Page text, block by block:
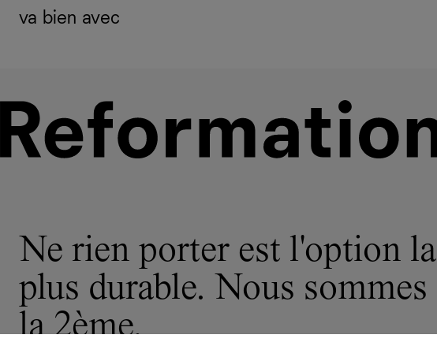
va bien avec
Ne rien porter est l'option la
plus durable. Nous sommes
la 2ème.